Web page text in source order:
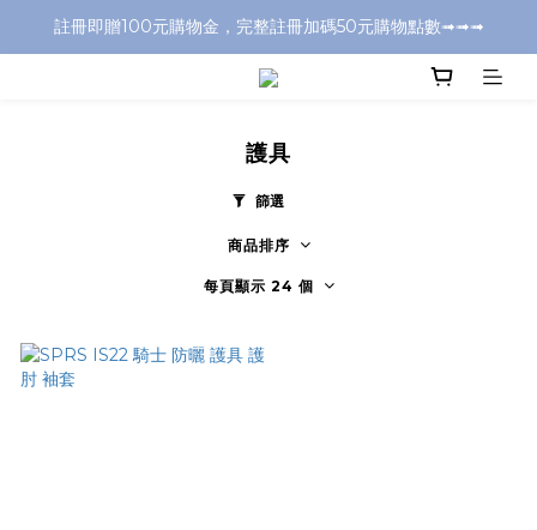
全店消費滿千元，超商取付免運費
註冊即贈100元購物金，完整註冊加碼50元購物點數➟➟➟
全店消費滿千元，超商取付免運費
護具
篩選
商品排序
每頁顯示 24 個